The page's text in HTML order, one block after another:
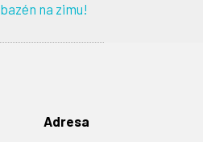
bazén na zimu!
Adresa